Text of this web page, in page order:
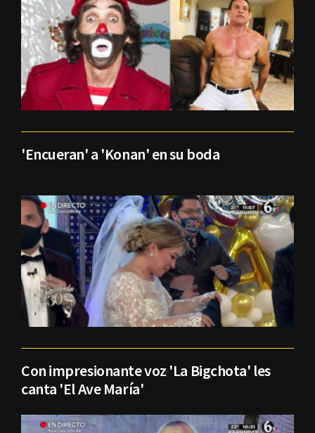
'Encueran' a 'Konan' en su boda
Con impresionante voz 'La Bigchota' les
canta 'El Ave María'